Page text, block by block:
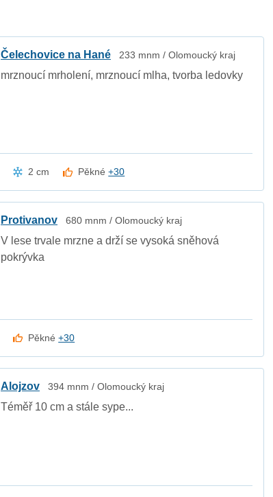
Čelechovice na Hané 233 mnm / Olomoucký kraj
mrznoucí mrholení, mrznoucí mlha, tvorba ledovky
2 cm Pěkné+30
Protivanov 680 mnm / Olomoucký kraj
V lese trvale mrzne a drží se vysoká sněhová
pokrývka
Pěkné+30
Alojzov 394 mnm / Olomoucký kraj
Téměř 10 cm a stále sype...